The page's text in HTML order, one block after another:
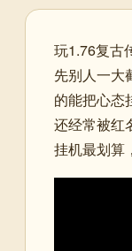
玩1.76复古
先别人一大
的能把心
还经常被红
挂机最划算